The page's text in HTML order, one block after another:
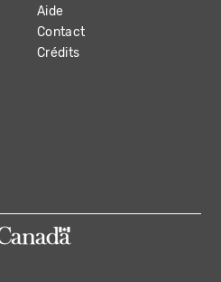
Aide
Contact
Crédits